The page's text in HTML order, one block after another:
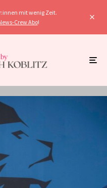
mit wenig Zeit.
Crew Abo!